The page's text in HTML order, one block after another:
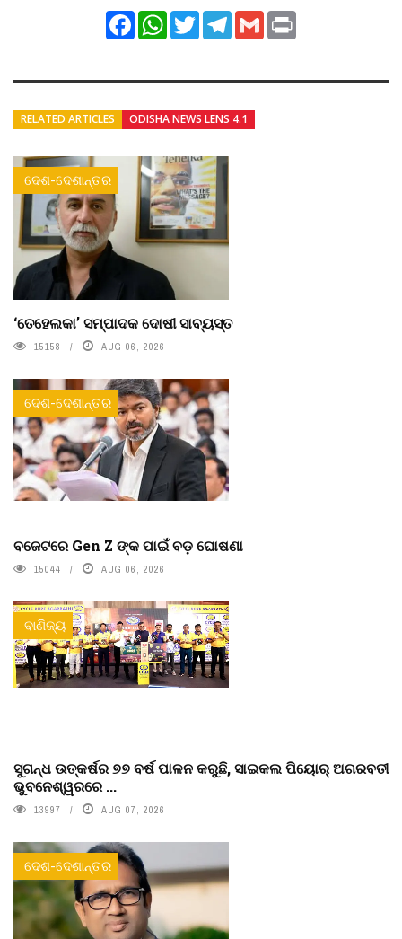
FacebookWhatsApp
TwitterTelegram
Gmail
RELATED ARTICLES ODISHA NEWS LENS 4.1
ଦେଶ-ଦେଶାନ୍ତର
‘ତେହେଲକା’ ସମ୍ପାଦକ ଦୋଷୀ ସାବ୍ୟସ୍ତ
15158 AUG 06, 2026
ଦେଶ-ଦେଶାନ୍ତର
ବଜେଟରେ Gen Z ଙ୍କ ପାଇଁ ବଡ଼ ଘୋଷଣା
15044 AUG 06, 2026
ବାଣିଜ୍ୟ
ସୁଗନ୍ଧ ଉତ୍କର୍ଷର ୭୭ ବର୍ଷ ପାଳନ କରୁଛି, ସାଇକଲ ପିୟୋର୍‌ ଅଗରବତୀ
ଭୁବନେଶ୍ୱରରେ ...
13997 AUG 07, 2026
ଦେଶ-ଦେଶାନ୍ତର